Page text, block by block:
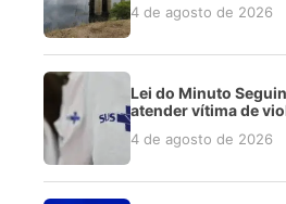
4 de agosto de 2026
Lei do Minuto
atender vítima de
4 de agosto de 2026